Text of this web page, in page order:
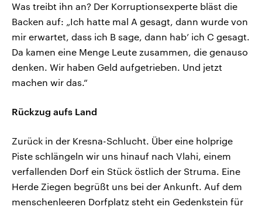
Was treibt ihn an? Der Korruptionsexperte bläst die
Backen auf: „Ich hatte mal A gesagt, dann wurde von
mir erwartet, dass ich B sage, dann hab’ ich C gesagt.
Da kamen eine Menge Leute zusammen, die genauso
denken. Wir haben Geld aufgetrieben. Und jetzt
machen wir das.“
Rückzug aufs Land
Zurück in der Kresna-Schlucht. Über eine holprige
Piste schlängeln wir uns hinauf nach Vlahi, einem
verfallenden Dorf ein Stück östlich der Struma. Eine
Herde Ziegen begrüßt uns bei der Ankunft. Auf dem
menschenleeren Dorfplatz steht ein Gedenkstein für